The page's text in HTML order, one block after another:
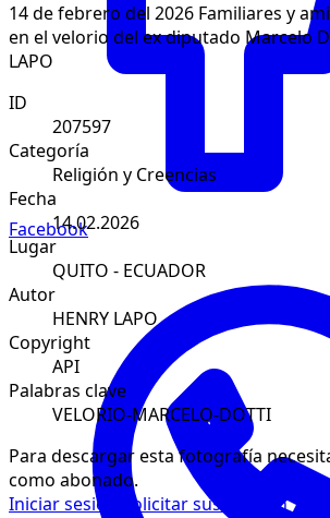
Facebook
14 de febrero del 2026 Familiares y
en el velorio del ex diputado Marcelo
LAPO
ID
207597
Categoría
Religión y Creencias
Fecha
14.02.2026
Lugar
QUITO - ECUADOR
Autor
HENRY LAPO
Copyright
API
Palabras clave
VELORIO-MARCELO-DOTTI
Para descargar esta fotografía
como abonado.
Iniciar sesión
Solicitar suscripción